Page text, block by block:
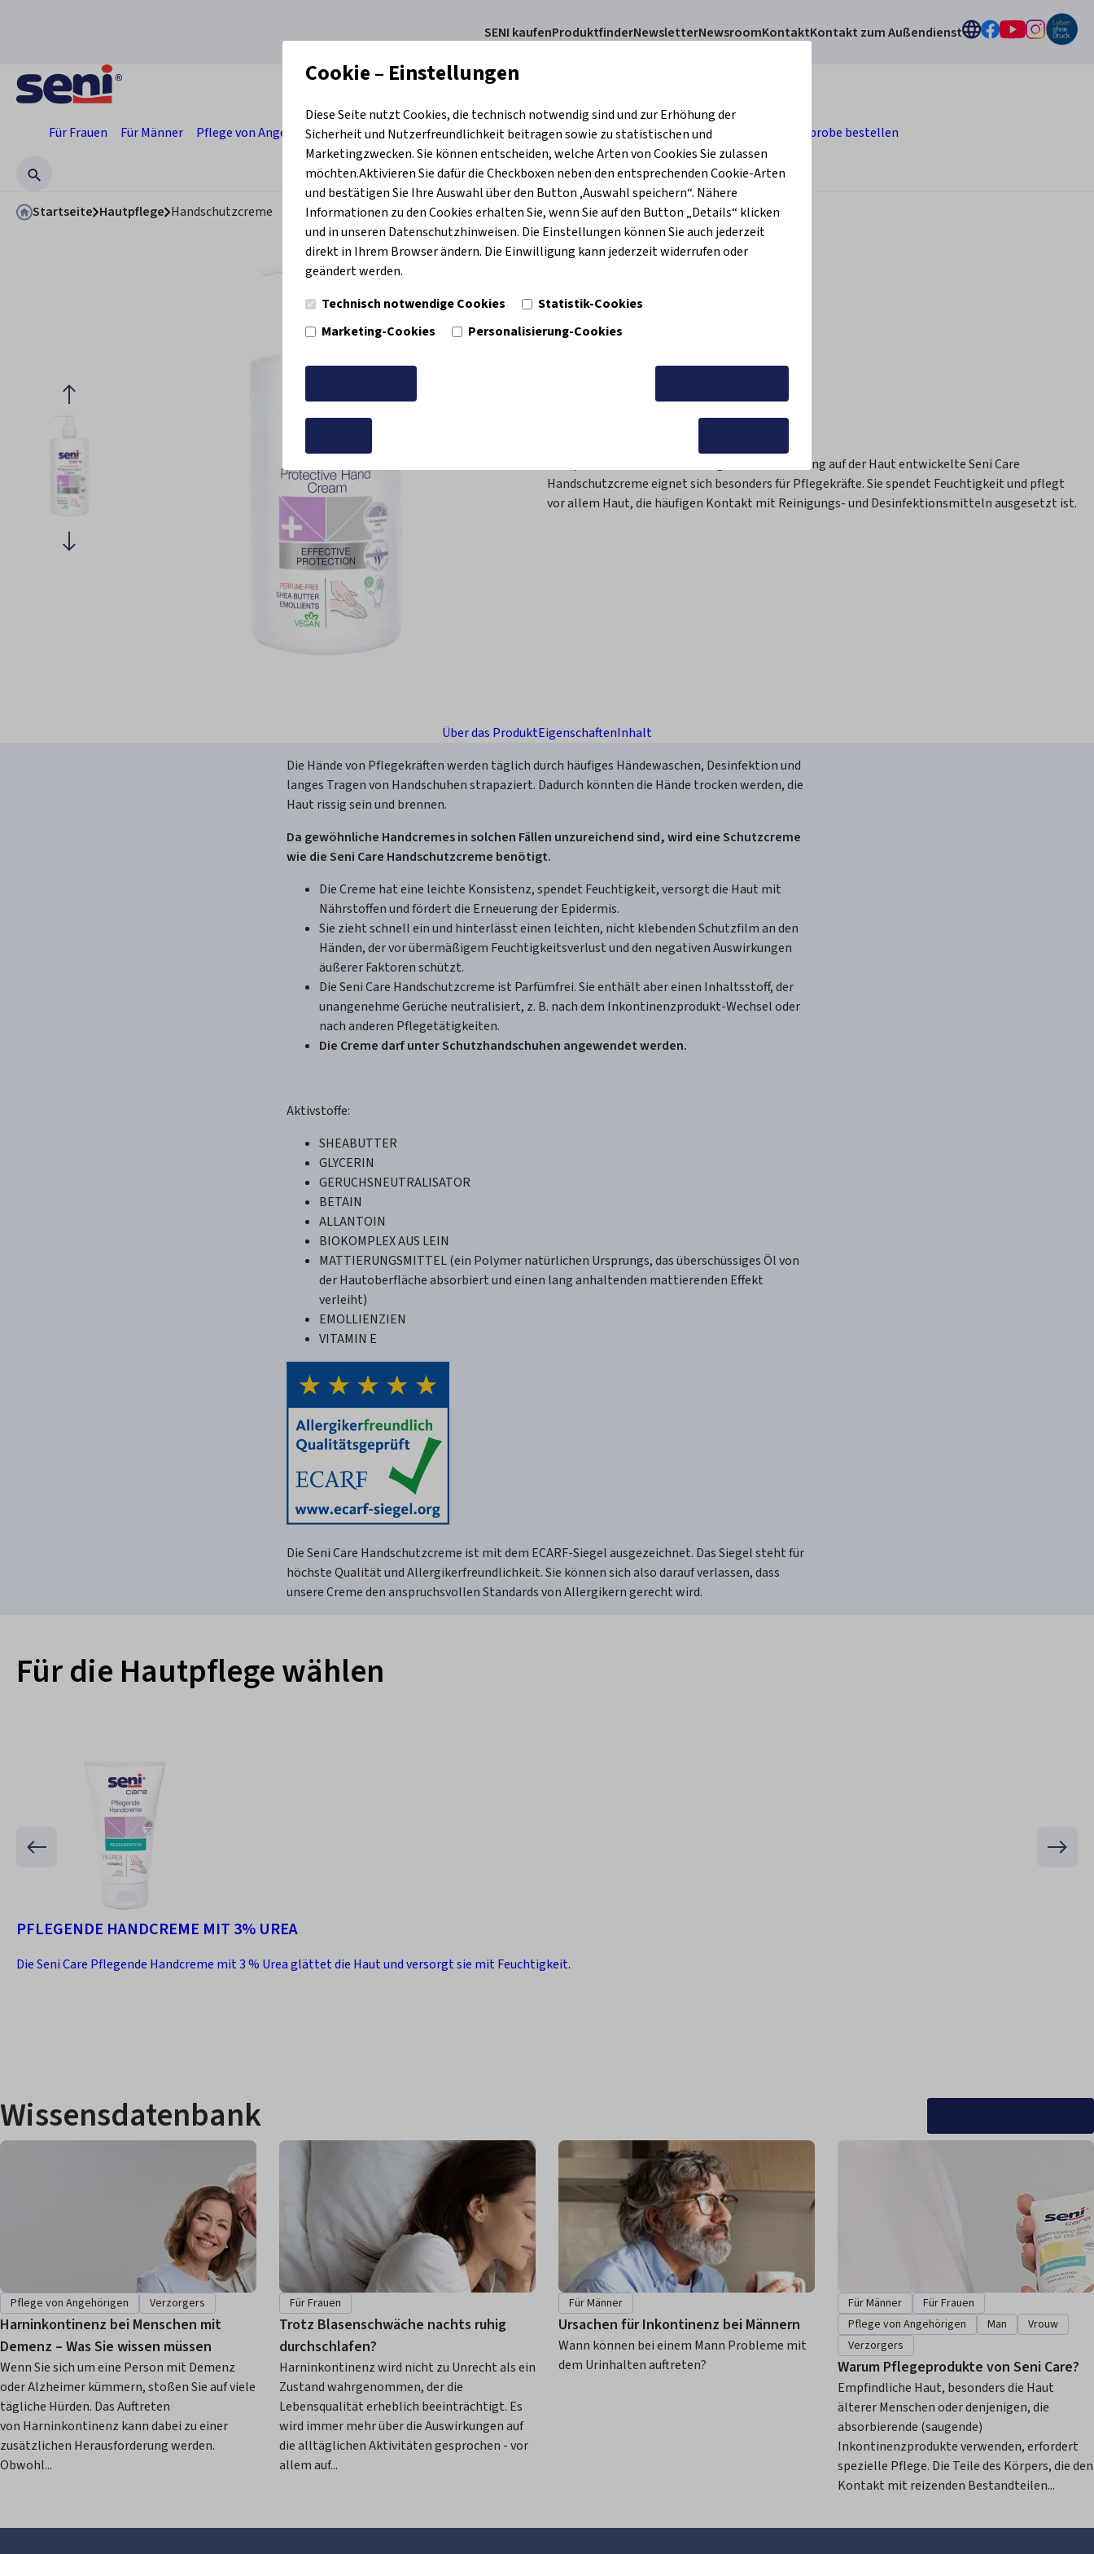
SENI kaufenProduktfinderNewsletterNewsroomKontaktKontakt zum Außendienst
Für Frauen Für Männer Pflege von Angehörigen ProduktkategorienHautpflegeFachkräfteWissensdatenbank Nachhaltigkeit Gratisprobe bestellen
Startseite Hautpflege Handschutzcreme
Handschutzcreme
Die speziell zur mehrfachen täglichen Anwendung auf der Haut entwickelte Seni Care
Handschutzcreme eignet sich besonders für Pflegekräfte. Sie spendet Feuchtigkeit und pflegt
vor allem Haut, die häufigen Kontakt mit Reinigungs- und Desinfektionsmitteln ausgesetzt ist.
Über das ProduktEigenschaftenInhalt
Die Hände von Pflegekräften werden täglich durch häufiges Händewaschen, Desinfektion und
langes Tragen von Handschuhen strapaziert. Dadurch könnten die Hände trocken werden, die
Haut rissig sein und brennen.
Da gewöhnliche Handcremes in solchen Fällen unzureichend sind,wird eine Schutzcreme
wie die Seni Care Handschutzcreme benötigt.
Die Creme hat eine leichte Konsistenz, spendet Feuchtigkeit, versorgt die Haut mit
Nährstoffen und fördert die Erneuerung der Epidermis.
Sie zieht schnell ein und hinterlässt einen leichten, nicht klebenden Schutzfilm an den
Händen, der vor übermäßigem Feuchtigkeitsverlust und den negativen Auswirkungen
äußerer Faktoren schützt.
Die Seni Care Handschutzcreme ist Parfümfrei. Sie enthält aber einen Inhaltsstoff, der
unangenehme Gerüche neutralisiert, z. B. nach dem Inkontinenzprodukt-Wechsel oder
nach anderen Pflegetätigkeiten.
Die Creme darf unter Schutzhandschuhen angewendet werden.
Aktivstoffe:
SHEABUTTER
GLYCERIN
GERUCHSNEUTRALISATOR
BETAIN
ALLANTOIN
BIOKOMPLEX AUS LEIN
MATTIERUNGSMITTEL (ein Polymer natürlichen Ursprungs, das überschüssiges Öl von
der Hautoberfläche absorbiert und einen lang anhaltenden mattierenden Effekt
verleiht)
EMOLLIENZIEN
VITAMIN E
Die Seni Care Handschutzcreme ist mit dem ECARF-Siegel ausgezeichnet. Das Siegel steht für
höchste Qualität und Allergikerfreundlichkeit. Sie können sich also darauf verlassen, dass
unsere Creme den anspruchsvollen Standards von Allergikern gerecht wird.
Für die Hautpflege wählen
PFLEGENDE HANDCREME MIT 3% UREA
Die Seni Care Pflegende Handcreme mit 3 % Urea glättet die Haut und versorgt sie mit Feuchtigkeit.
Wissensdatenbank
Pflege von Angehörigen Verzorgers
Harninkontinenz bei Menschen mit
Demenz – Was Sie wissen müssen
Wenn Sie sich um eine Person mit Demenz
oder Alzheimer kümmern, stoßen Sie auf viele
tägliche Hürden. Das Auftreten
von Harninkontinenz kann dabei zu einer
zusätzlichen Herausforderung werden.
Obwohl...
Für Frauen
Trotz Blasenschwäche nachts ruhig
durchschlafen?
Harninkontinenz wird nicht zu Unrecht als ein
Zustand wahrgenommen, der die
Lebensqualität erheblich beeinträchtigt. Es
wird immer mehr über die Auswirkungen auf
die alltäglichen Aktivitäten gesprochen - vor
allem auf...
Für Männer
Ursachen für Inkontinenz bei Männern
Wann können bei einem Mann Probleme mit
dem Urinhalten auftreten?
Für Männer
Für Frauen
Pflege von Angehörigen
Man
Vrouw
Verzorgers
Warum Pflegeprodukte von Seni Care?
Empfindliche Haut, besonders die Haut
älterer Menschen oder denjenigen, die
absorbierende (saugende)
Inkontinenzprodukte verwenden, erfordert
spezielle Pflege. Die Teile des Körpers, die den
Kontakt mit reizenden Bestandteilen...
Cookie – Einstellungen
Diese Seite nutzt Cookies, die technisch notwendig sind und zur Erhöhung der
Sicherheit und Nutzerfreundlichkeit beitragen sowie zu statistischen und
Marketingzwecken. Sie können entscheiden, welche Arten von Cookies Sie zulassen
möchten.Aktivieren Sie dafür die Checkboxen neben den entsprechenden Cookie-Arten
und bestätigen Sie Ihre Auswahl über den Button ‚Auswahl speichern“. Nähere
Informationen zu den Cookies erhalten Sie, wenn Sie auf den Button „Details“ klicken
und in unseren Datenschutzhinweisen. Die Einstellungen können Sie auch jederzeit
direkt in Ihrem Browser ändern. Die Einwilligung kann jederzeit widerrufen oder
geändert werden.
Technisch notwendige Cookies
Statistik-Cookies
Marketing-Cookies
Personalisierung-Cookies